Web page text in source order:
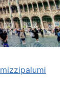
mizzipalumi